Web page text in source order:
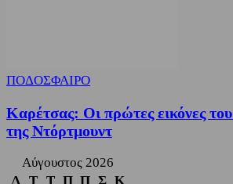
ΠΟΔΟΣΦΑΙΡΟ
Καρέτσας: Οι πρώτες εικόνες
της Ντόρτμουντ
Αύγουστος 2026
Δ
Τ Τ Π Π Σ Κ